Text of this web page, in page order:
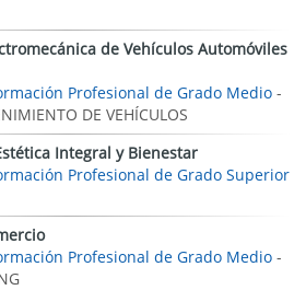
de Vehículos Automóviles
Profesional de Grado Medio -
DE VEHÍCULOS
Integral y Bienestar
Profesional de Grado Superior
Profesional de Grado Medio -